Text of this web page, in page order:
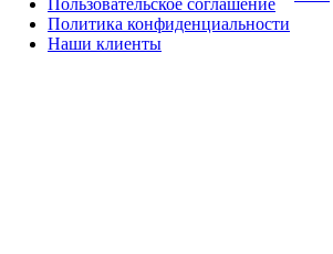
Политика конфиденциальности
Наши клиенты